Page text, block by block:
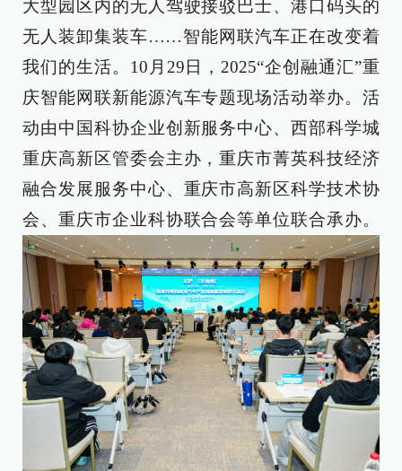
大型园区内的无人驾驶接驳巴士、港口码头的
无人装卸集装车……智能网联汽车正在改变着
我们的生活。10月29日，2025“企创融通汇”重
庆智能网联新能源汽车专题现场活动举办。活
动由中国科协企业创新服务中心、西部科学城
重庆高新区管委会主办，重庆市菁英科技经济
融合发展服务中心、重庆市高新区科学技术协
会、重庆市企业科协联合会等单位联合承办。